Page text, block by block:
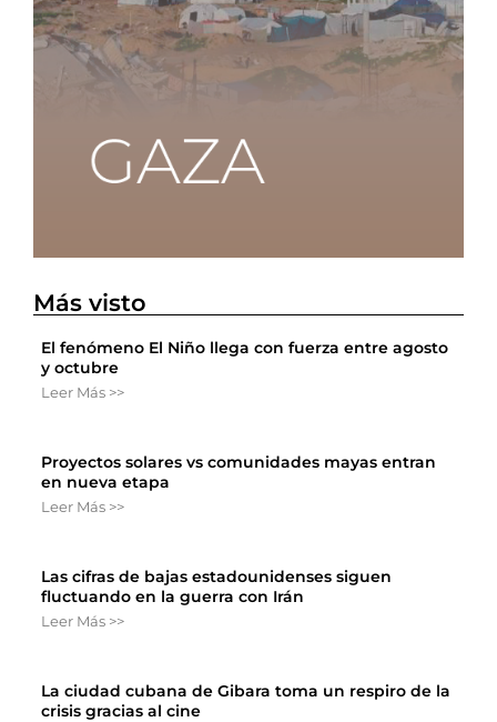
Más visto
El fenómeno El Niño llega con fuerza entre agosto
y octubre
Leer Más >>
Proyectos solares vs comunidades mayas entran
en nueva etapa
Leer Más >>
Las cifras de bajas estadounidenses siguen
fluctuando en la guerra con Irán
Leer Más >>
La ciudad cubana de Gibara toma un respiro de la
crisis gracias al cine